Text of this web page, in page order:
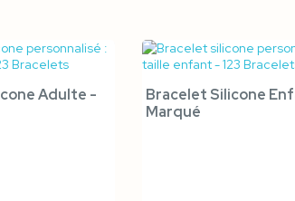
rapide
Adulte -
 Aperçu
Bracelet Silicone
Marqué